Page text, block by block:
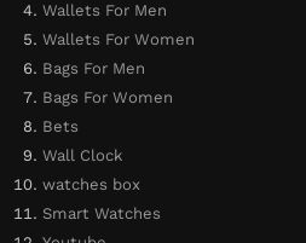
Wallets For Men
Wallets For Women
Bags For Men
Bags For Women
Bets
Wall Clock
watches box
Smart Watches